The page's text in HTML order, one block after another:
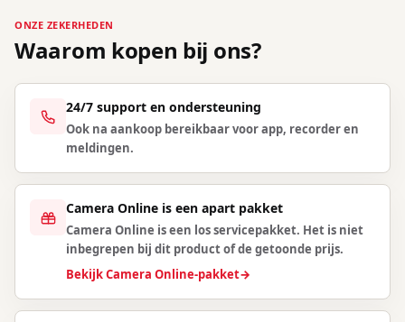
ONZE ZEKERHEDEN
Waarom kopen bij ons?
24/7 support en ondersteuning
Ook na aankoop bereikbaar voor app, recorder en
meldingen.
Camera Online is een apart pakket
Camera Online is een los servicepakket. Het is niet
inbegrepen bij dit product of de getoonde prijs.
Bekijk Camera Online-pakket→